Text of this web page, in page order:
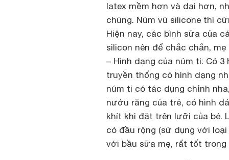
latex mềm hơn và dai hơn,
chúng. Núm vú silicone thì
Hiện nay, các bình sữa của
silicon nên để chắc chắn,
– Hình dạng của núm ti: Có 3
truyền thống có hình dạng
núm ti có tác dụng chỉnh
nướu răng của trẻ, có hình
khít khi đặt trên lưỡi của bé.
có đầu rộng (sử dụng với
với bầu sữa mẹ, rất tốt trong